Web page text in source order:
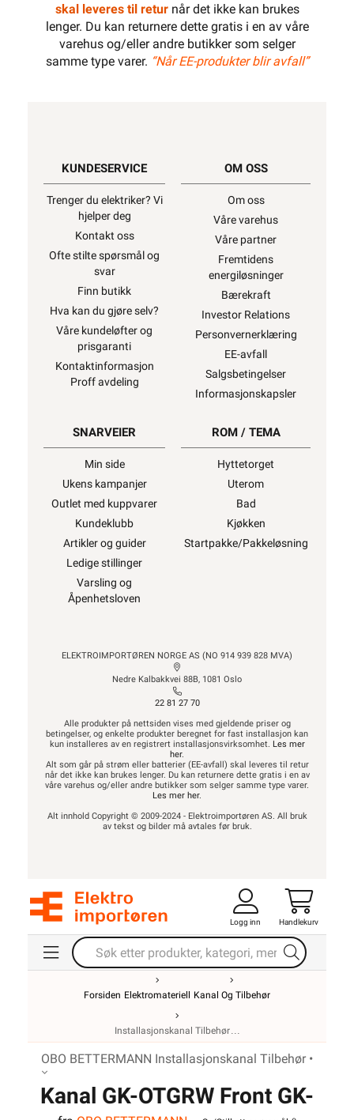
skal leveres til returnår det ikke kan brukes
lenger. Du kan returnere dette gratis i en av våre
varehus og/eller andre butikker som selger
samme type varer. “Når EE-produkter blir avfall”
KUNDESERVICE
Trenger du elektriker? Vi
hjelper deg
Kontakt oss
Ofte stilte spørsmål og
svar
Finn butikk
Hva kan du gjøre selv?
Våre kundeløfter og
prisgaranti
Kontaktinformasjon
Proff avdeling
OM OSS
Om oss
Våre varehus
Våre partner
Fremtidens
energiløsninger
Bærekraft
Investor Relations
Personvernerklæring
EE-avfall
Salgsbetingelser
Informasjonskapsler
SNARVEIER
Min side
Ukens kampanjer
Outlet med kuppvarer
Kundeklubb
Artikler og guider
Ledige stillinger
Varsling og
Åpenhetsloven
ROM / TEMA
Hyttetorget
Uterom
Bad
Kjøkken
Startpakke/Pakkeløsning
ELEKTROIMPORTØREN NORGE AS (NO 914 939 828 MVA)
Nedre Kalbakkvei 88B, 1081 Oslo
22 81 27 70
Alle produkter på nettsiden vises med gjeldende priser og
betingelser, og enkelte produkter beregnet for fast installasjon kan
kun installeres av en registrert installasjonsvirksomhet. Les mer
her.
Alt som går på strøm eller batterier (EE-avfall) skal leveres til retur
når det ikke kan brukes lenger. Du kan returnere dette gratis i en av
våre varehus og/eller andre butikker som selger samme type varer.
Les mer her.
Alt innhold Copyright © 2009-2024 - Elektroimportøren AS. All bruk
av tekst og bilder må avtales før bruk.
Logg inn Handlekurv
Forsiden Elektromateriell Kanal Og Tilbehør
Installasjonskanal Tilbehør
OBO BETTERMANN Installasjonskanal Tilbehør •
Kanal GK-OTGRW Front GK-